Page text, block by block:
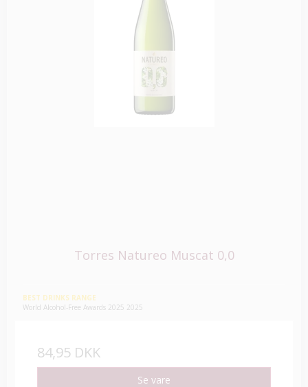
Torres Natureo Muscat 0,0
BEST DRINKS RANGE
World Alcohol-Free Awards 2025 2025
84,95 DKK
Se vare